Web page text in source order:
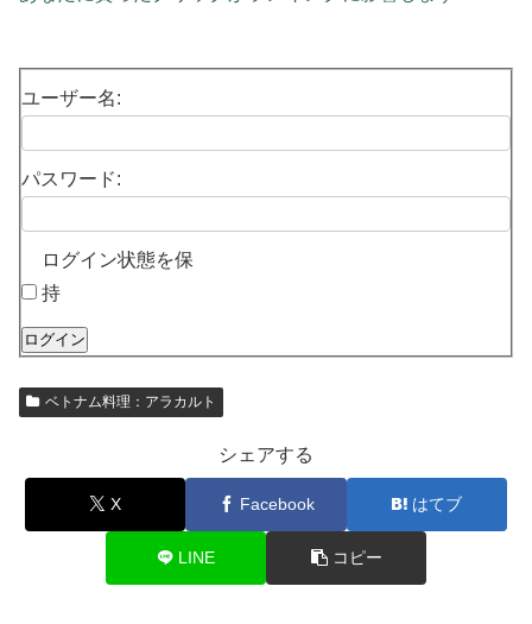
ユーザー名:
パスワード:
ログイン状態を保
持
ログイン
ベトナム料理：アラカルト
シェアする
X Facebook はてブ
LINE コピー